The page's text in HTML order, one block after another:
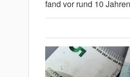
fand vor rund 10